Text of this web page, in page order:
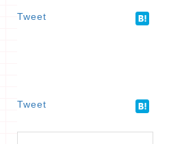
Tweet
Tweet